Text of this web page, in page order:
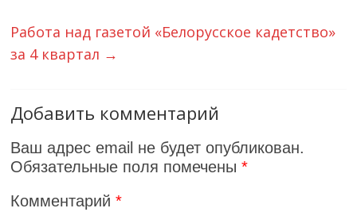
Работа над газетой «Белорусское кадетство»
за 4 квартал →
Добавить комментарий
Ваш адрес email не будет опубликован.
Обязательные поля помечены*
Комментарий*